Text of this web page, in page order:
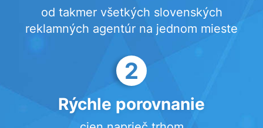
od takmer všetkých slovenských
reklamných agentúr na jednom mieste
2
Rýchle porovnanie